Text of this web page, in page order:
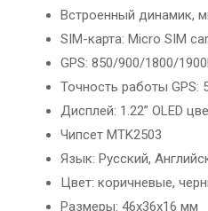
Встроенный динамик,
SIМ-карта: Micro SIM
GPS: 850/900/1800/
Точность работы GPS:
Дисплей: 1.22” OLED
Чипсет MTK2503
Язык: Русский,
Цвет: коричневые,
Размеры: 46х36х16 мм